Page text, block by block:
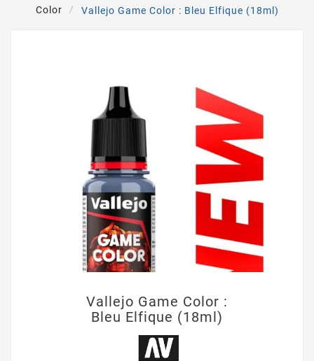
Color
Vallejo Game Color : Bleu Elfique (18ml)
Vallejo Game Color :
Bleu Elfique (18ml)